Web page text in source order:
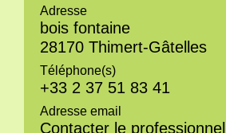
Adresse
bois fontaine
28170 Thimert-Gâtelles
Téléphone(s)
+33 2 37 51 83 41
Adresse email
Contacter le professionnel